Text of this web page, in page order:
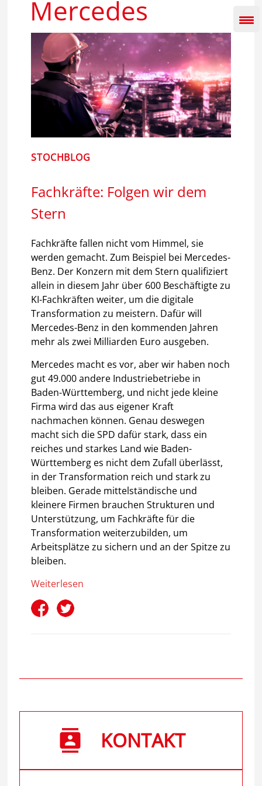
springenMercedes
STOCHBLOG
Fachkräfte: Folgen wir dem
Stern
Fachkräfte fallen nicht vom Himmel, sie
werden gemacht. Zum Beispiel bei Mercedes-
Benz. Der Konzern mit dem Stern qualifiziert
allein in diesem Jahr über 600 Beschäftigte zu
KI-Fachkräften weiter, um die digitale
Transformation zu meistern. Dafür will
Mercedes-Benz in den kommenden Jahren
mehr als zwei Milliarden Euro ausgeben.
Mercedes macht es vor, aber wir haben noch
gut 49.000 andere Industriebetriebe in
Baden-Württemberg, und nicht jede kleine
Firma wird das aus eigener Kraft
nachmachen können. Genau deswegen
macht sich die SPD dafür stark, dass ein
reiches und starkes Land wie Baden-
Württemberg es nicht dem Zufall überlässt,
in der Transformation reich und stark zu
bleiben. Gerade mittelständische und
kleinere Firmen brauchen Strukturen und
Unterstützung, um Fachkräfte für die
Transformation weiterzubilden, um
Arbeitsplätze zu sichern und an der Spitze zu
bleiben.
Weiterlesen
KONTAKT